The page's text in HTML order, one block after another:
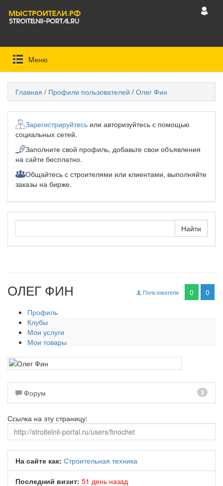
Mеню
Главная / Профили пользователей / Олег Фин
Зарегистрируйтесь или авторизуйтесь с помощью
социальных сетей.
Заполните свой профиль, добавьте свои объявления
на сайте бесплатно.
Общайтесь с строителями или клиентами, выполняйте
заказы на бирже.
Пользователи 0 0
ОЛЕГ ФИН
Профиль
Клубы
Мои услуги
Мои товары
Форум 3
Ссылка на эту страницу:
На сайте как: Строительная техника
Последний визит: 51 день назад